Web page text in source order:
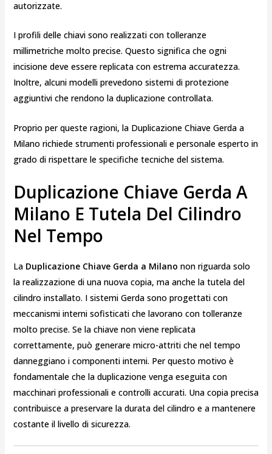
autorizzate.
I profili delle chiavi sono realizzati con tolleranze
millimetriche molto precise. Questo significa che ogni
incisione deve essere replicata con estrema accuratezza.
Inoltre, alcuni modelli prevedono sistemi di protezione
aggiuntivi che rendono la duplicazione controllata.
Proprio per queste ragioni, la Duplicazione Chiave Gerda a
Milano richiede strumenti professionali e personale esperto in
grado di rispettare le specifiche tecniche del sistema.
Duplicazione Chiave Gerda A
Milano E Tutela Del Cilindro
Nel Tempo
La Duplicazione Chiave Gerda a Milano non riguarda solo
la realizzazione di una nuova copia, ma anche la tutela del
cilindro installato. I sistemi Gerda sono progettati con
meccanismi interni sofisticati che lavorano con tolleranze
molto precise. Se la chiave non viene replicata
correttamente, può generare micro-attriti che nel tempo
danneggiano i componenti interni. Per questo motivo è
fondamentale che la duplicazione venga eseguita con
macchinari professionali e controlli accurati. Una copia precisa
contribuisce a preservare la durata del cilindro e a mantenere
costante il livello di sicurezza.